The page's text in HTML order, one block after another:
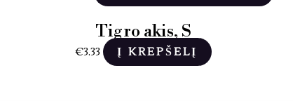
Tigro akis, S
€3.33 Į KREPŠELĮ